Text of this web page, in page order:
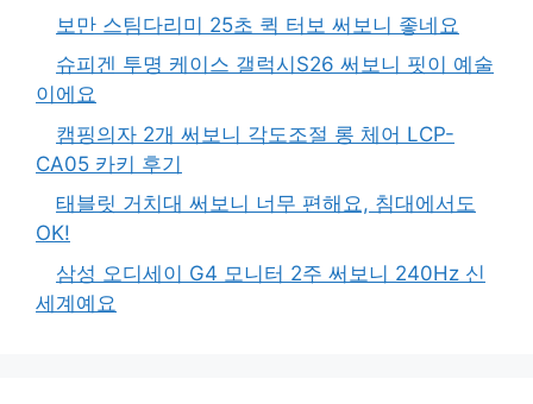
보만 스팀다리미 25초 퀵 터보 써보니 좋네요
슈피겐 투명 케이스 갤럭시S26 써보니 핏이 예술
이에요
캠핑의자 2개 써보니 각도조절 롱 체어 LCP-
CA05 카키 후기
태블릿 거치대 써보니 너무 편해요, 침대에서도
OK!
삼성 오디세이 G4 모니터 2주 써보니 240Hz 신
세계예요